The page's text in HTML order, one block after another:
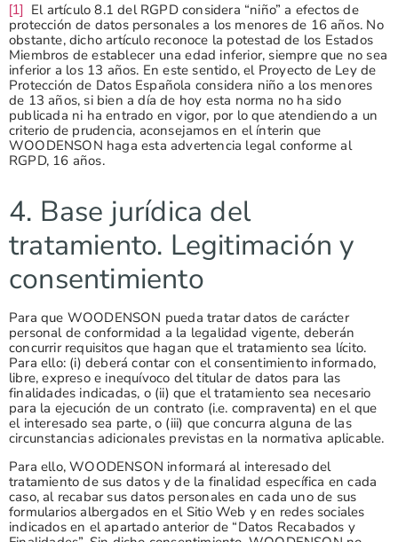
[1]
El artículo 8.1 del RGPD considera “niño” a efectos de
protección de datos personales a los menores de 16 años. No
obstante, dicho artículo reconoce la potestad de los Estados
Miembros de establecer una edad inferior, siempre que no sea
inferior a los 13 años. En este sentido, el Proyecto de Ley de
Protección de Datos Española considera niño a los menores
de 13 años, si bien a día de hoy esta norma no ha sido
publicada ni ha entrado en vigor, por lo que atendiendo a un
criterio de prudencia, aconsejamos en el ínterin que
WOODENSON haga esta advertencia legal conforme al
RGPD, 16 años.
4. Base jurídica del
tratamiento. Legitimación y
consentimiento
Para que WOODENSON pueda tratar datos de carácter
personal de conformidad a la legalidad vigente, deberán
concurrir requisitos que hagan que el tratamiento sea lícito.
Para ello: (i) deberá contar con el consentimiento informado,
libre, expreso e inequívoco del titular de datos para las
finalidades indicadas, o (ii) que el tratamiento sea necesario
para la ejecución de un contrato (i.e. compraventa) en el que
el interesado sea parte, o (iii) que concurra alguna de las
circunstancias adicionales previstas en la normativa aplicable.
Para ello, WOODENSON informará al interesado del
tratamiento de sus datos y de la finalidad específica en cada
caso, al recabar sus datos personales en cada uno de sus
formularios albergados en el Sitio Web y en redes sociales
indicados en el apartado anterior de “Datos Recabados y